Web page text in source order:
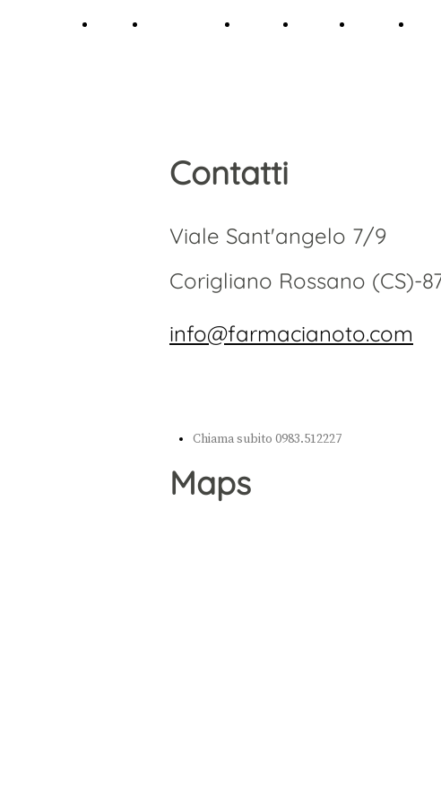
Home La Farmacia Reparti Servizi Gallery
Contatti
Viale Sant'angelo 7/9
Corigliano Rossano (CS)-
info@farmacianoto.com
Chiama subito 0983.512227
Maps